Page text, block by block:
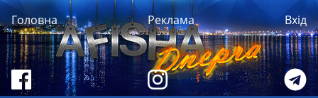
Головна Реклама Вхід